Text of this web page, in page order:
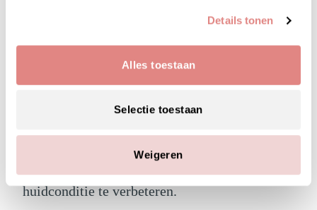
Details tonen
Alles toestaan
Selectie toestaan
Weigeren
Of je nou last hebt van een doffe, vale,
huid kan altijd een extra intensieve boost
gebruiken. Extra werkstoffen om
huidproblemen aan te pakken en om je
huidconditie te verbeteren.